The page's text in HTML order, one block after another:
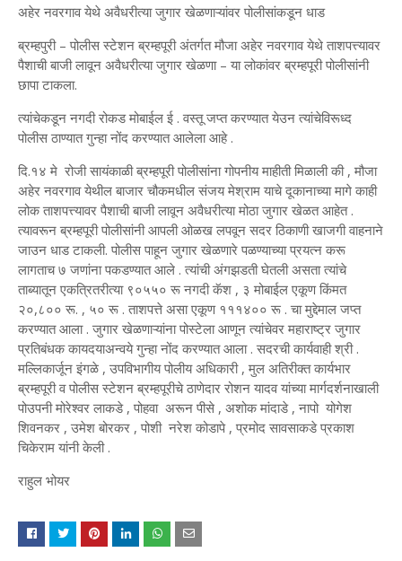
अहेर नवरगाव येथे अवैधरीत्या जुगार खेळणाऱ्यांवर पोलीसांकडून धाड
ब्रम्हपुरी – पोलीस स्टेशन ब्रम्हपूरी अंतर्गत मौजा अहेर नवरगाव येथे ताशपत्त्यावर
पैशाची बाजी लावून अवैधरीत्या जुगार खेळणा – या लोकांवर ब्रम्हपूरी पोलीसांनी
छापा टाकला.
त्यांचेकडून नगदी रोकड मोबाईल ई . वस्तू जप्त करण्यात येउन त्यांचेविरूध्द
पोलीस ठाण्यात गुन्हा नोंद करण्यात आलेला आहे .
दि.१४ मे रोजी सायंकाळी ब्रम्हपूरी पोलीसांना गोपनीय माहीती मिळाली की , मौजा
अहेर नवरगाव येथील बाजार चौकमधील संजय मेश्राम याचे दूकानाच्या मागे काही
लोक ताशपत्त्यावर पैशाची बाजी लावून अवैधरीत्या मोठा जुगार खेळत आहेत .
त्यावरून ब्रम्हपूरी पोलीसांनी आपली ओळख लपवून सदर ठिकाणी खाजगी वाहनाने
जाउन धाड टाकली. पोलीस पाहून जुगार खेळणारे पळण्याच्या प्रयत्न करू
लागताच ७ जणांना पकडण्यात आले . त्यांची अंगझडती घेतली असता त्यांचे
ताब्यातून एकत्रितरीत्या ९०५५० रू नगदी कॅश , ३ मोबाईल एकूण किंमत
२०,८०० रू. , ५० रू . ताशपत्ते असा एकूण १११४०० रू . चा मुद्देमाल जप्त
करण्यात आला . जुगार खेळणाऱ्यांना पोस्टेला आणून त्यांचेवर महाराष्ट्र जुगार
प्रतिबंधक कायदयाअन्वये गुन्हा नोंद करण्यात आला . सदरची कार्यवाही श्री .
मल्लिकार्जून इंगळे , उपविभागीय पोलीय अधिकारी , मुल अतिरीक्त कार्यभार
ब्रम्हपूरी व पोलीस स्टेशन ब्रम्हपूरीचे ठाणेदार रोशन यादव यांच्या मार्गदर्शनाखाली
पोउपनी मोरेश्वर लाकडे , पोहवा अरून पीसे , अशोक मांदाडे , नापो योगेश
शिवनकर , उमेश बोरकर , पोशी नरेश कोडापे , प्रमोद सावसाकडे प्रकाश
चिकेराम यांनी केली .
राहुल भोयर